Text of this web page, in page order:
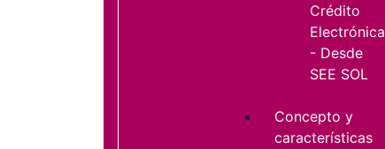
Crédito
Electrónica
- Desde
SEE SOL
Concepto y
características